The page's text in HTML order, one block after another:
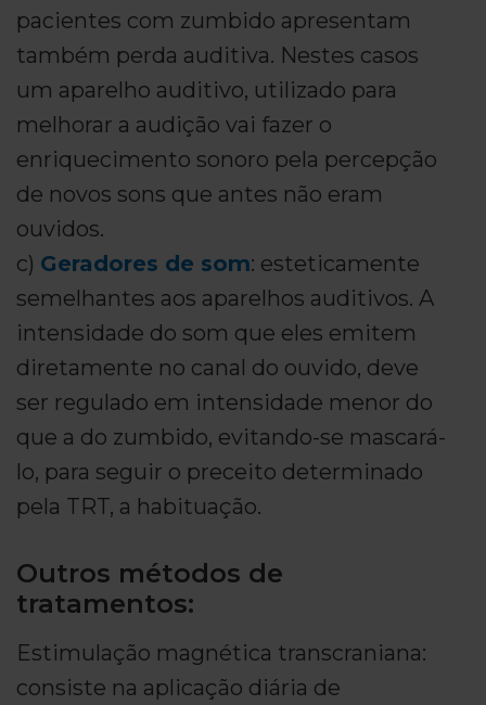
pacientes com zumbido apresentam
também perda auditiva. Nestes casos
um aparelho auditivo, utilizado para
melhorar a audição vai fazer o
enriquecimento sonoro pela percepção
de novos sons que antes não eram
ouvidos.
c) Geradores de som: esteticamente
semelhantes aos aparelhos auditivos. A
intensidade do som que eles emitem
diretamente no canal do ouvido, deve
ser regulado em intensidade menor do
que a do zumbido, evitando-se mascará-
lo, para seguir o preceito determinado
pela TRT, a habituação.
Outros métodos de
tratamentos:
Estimulação magnética transcraniana:
consiste na aplicação diária de